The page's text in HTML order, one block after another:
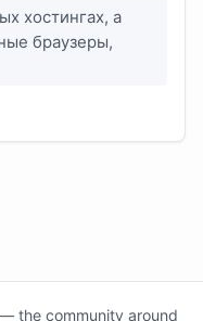
хостингах, а
браузеры,
— the community around